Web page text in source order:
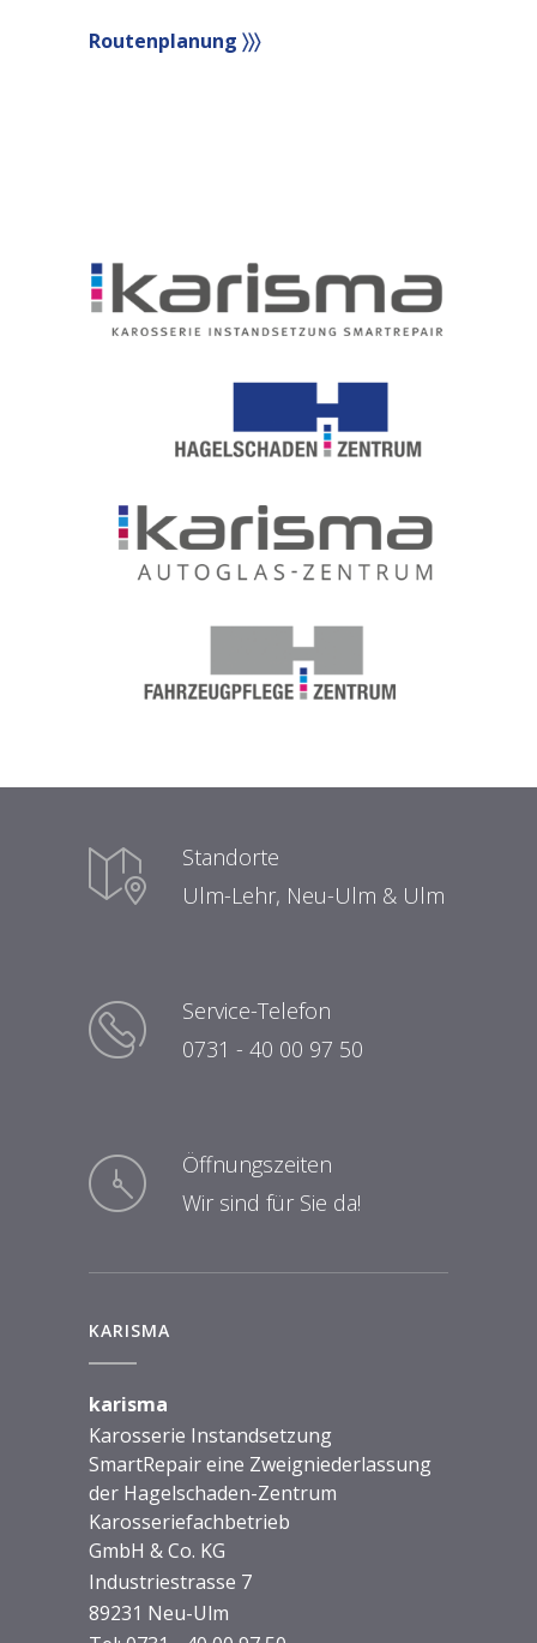
Routenplanung 〉〉〉
Standorte
Ulm-Lehr, Neu-Ulm & Ulm
Service-Telefon
0731 - 40 00 97 50
Öffnungszeiten
Wir sind für Sie da!
KARISMA
karisma
Karosserie Instandsetzung
SmartRepair eine Zweigniederlassung
der Hagelschaden-Zentrum
Karosseriefachbetrieb
GmbH & Co. KG
Industriestrasse 7
89231 Neu-Ulm